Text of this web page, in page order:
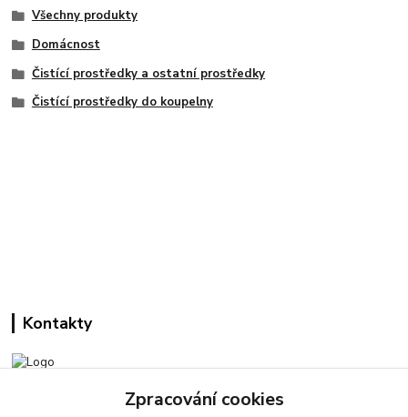
Všechny produkty
Domácnost
Čistící prostředky a ostatní prostředky
Čistící prostředky do koupelny
Kontakty
Pracovní doba:Zpracování cookies